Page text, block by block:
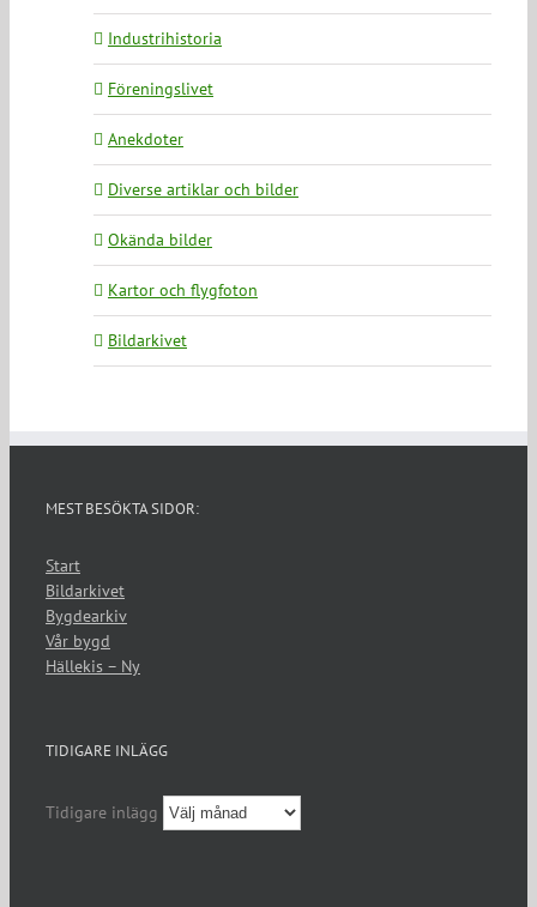
Industrihistoria
Föreningslivet
Anekdoter
Diverse artiklar och bilder
Okända bilder
Kartor och flygfoton
Bildarkivet
MEST BESÖKTA SIDOR:
Start
Bildarkivet
Bygdearkiv
Vår bygd
Hällekis – Ny
TIDIGARE INLÄGG
Tidigare inlägg